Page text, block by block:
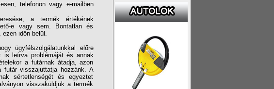
telefonon vagy e-mailben
a termék értékének
e vagy sem. Bontatlan és
időn belül.
ügyfélszolgálatunkkal előre
is leírva problémáját és annak
a futárnak átadja, azon
visszajuttatja hozzánk. A
sértetlenségét és egyeztet
visszaküldjük a termék